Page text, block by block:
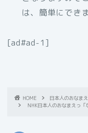
は、簡単にでき
[ad#ad-1]
HOME
日本人のおなまえ
NHK日本人のおなまえっ「